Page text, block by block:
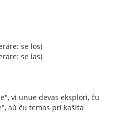
se los)
se las)
vi unue devas eksplori, ĉu
aŭ ĉu temas pri kaŝita